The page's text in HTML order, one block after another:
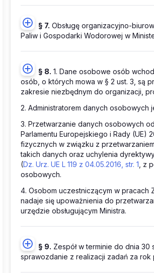
§ 7. Obsługę organizacyjno-
Paliw i Gospodarki Wodorowej w
§ 8. 1. Dane osobowe osób
osób, o których mowa w § 2 ust. 3, są
zakresie niezbędnym do organizacji,
2. Administratorem danych osobowych
3. Przetwarzanie danych osobowych
Parlamentu Europejskiego i Rady (UE)
fizycznych w związku z
takich danych oraz uchylenia
(Dz. Urz. UE L 119 z 04.05.2016, str. 1 , z
osobowych.
4. Osobom uczestniczącym w pracach
nadaje się upoważnienia do
urzędzie obsługującym Ministra.
§ 9. Zespół w terminie do dnia
sprawozdanie z realizacji zadań za rok